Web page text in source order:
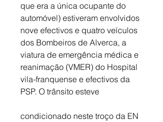
que era a única ocupante do
automóvel) estiveram envolvidos
nove efectivos e quatro veículos
dos Bombeiros de Alverca, a
viatura de emergência médica e
reanimação (VMER) do Hospital
vila-franquense e efectivos da
PSP. O trânsito esteve
condicionado neste troço da EN